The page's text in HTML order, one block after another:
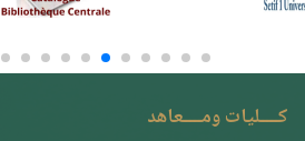
كــــليات ومــــعاهد